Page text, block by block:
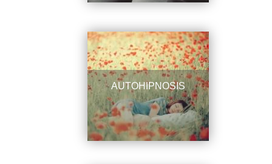
AUTOHIPNOSIS